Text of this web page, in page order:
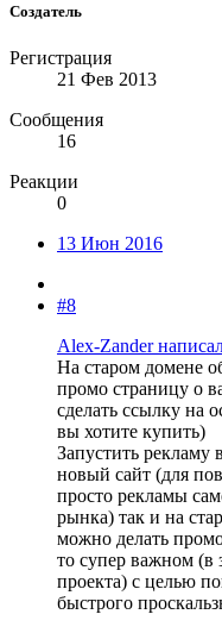
Создатель
Регистрация
21 Фев 2013
Сообщения
16
Реакции
0
13 Июн 2016
#8
Alex-Zander
На старом домене
промо страницу о
сделать ссылку на
вы хотите купить)
Запустить рекламу
новый сайт (для
просто рекламы
рынка) так и на
можно делать
то супер важном (в
проекта) с целью
быстрого